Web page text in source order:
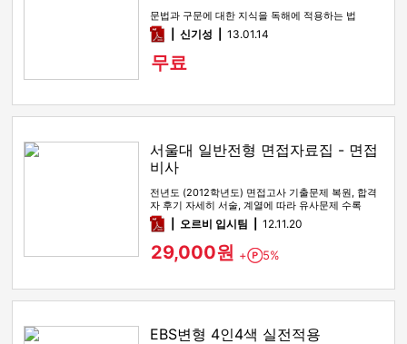
문법과 구문에 대한 지식을 독해에 적용하는 법
pdf신기성 13.01.14
무료
서울대 일반전형 면접자료집 - 면접
비사
전년도 (2012학년도) 면접고사 기출문제 복원, 합격
자 후기 자세히 서술, 계열에 따라 유사문제 수록
pdf오르비 입시팀 12.11.20
29,000원 + Point
5%
EBS변형 4인4색 실전적용